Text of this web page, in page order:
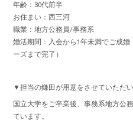
年齢：30代前半
お住まい：西三河
職業：地方公務員/事務系
婚活期間：入会から1年未満でご成
ーズまで完了）
▼担当の鎌田が用意をさせていただ
国立大学をご卒業後、事務系地方公
ています。